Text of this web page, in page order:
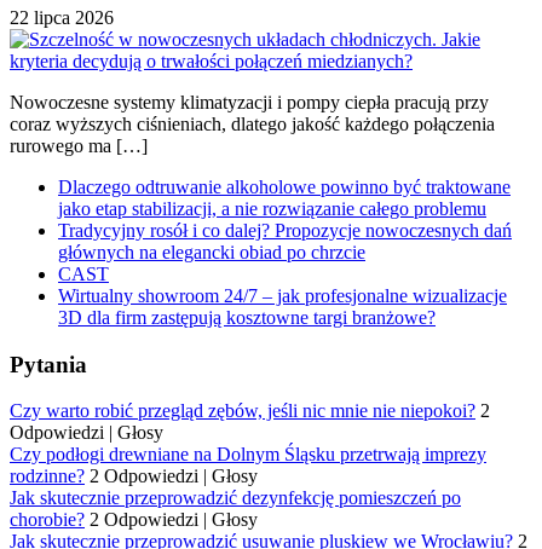
22 lipca 2026
Nowoczesne systemy klimatyzacji i pompy ciepła pracują przy
coraz wyższych ciśnieniach, dlatego jakość każdego połączenia
rurowego ma […]
Dlaczego odtruwanie alkoholowe powinno być traktowane
jako etap stabilizacji, a nie rozwiązanie całego problemu
Tradycyjny rosół i co dalej? Propozycje nowoczesnych dań
głównych na elegancki obiad po chrzcie
CAST
Wirtualny showroom 24/7 – jak profesjonalne wizualizacje
3D dla firm zastępują kosztowne targi branżowe?
Pytania
Czy warto robić przegląd zębów, jeśli nic mnie nie niepokoi? 2
Odpowiedzi | Głosy
Czy podłogi drewniane na Dolnym Śląsku przetrwają imprezy
rodzinne? 2 Odpowiedzi | Głosy
Jak skutecznie przeprowadzić dezynfekcję pomieszczeń po
chorobie? 2 Odpowiedzi | Głosy
Jak skutecznie przeprowadzić usuwanie pluskiew we Wrocławiu? 2